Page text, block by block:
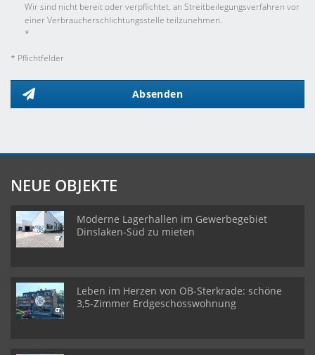
Wir sind nicht bereit oder verpflichtet, an Streitbeilegungsverfahren vor
einer Verbraucherschlichtungsstelle teilzunehmen.
*
* Pflichtfelder
Absenden
NEUE OBJEKTE
Moderne Lagerhallen im Gewerbegebiet
Dinslaken-Süd zu mieten
Leben im Herzen von OB-Sterkrade: schöne
3,5-Zimmer Erdgeschosswohnung